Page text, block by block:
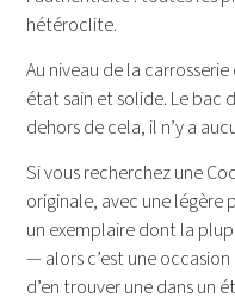
hétéroclite.
Au niveau de la
état sain et solide. Le bac
dehors de cela, il n’y a
Si vous recherchez une
originale, avec une légère
un exemplaire dont la
— alors c’est une
d’en trouver une dans un